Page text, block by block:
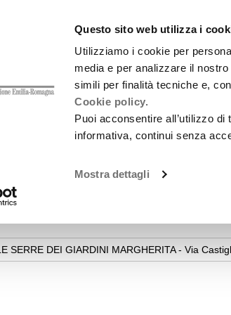
Questo sito web utilizza i
Utilizziamo i cookie per
media e per analizzare il
simili per finalità tecniche e,
Cookie policy.
Puoi acconsentire all’utilizzo
informativa, continui senza
Mostra dettagli
emiliaromagnacultura/
siamo
Culturali e
storici
Osservatorio
Monitoraggi periodici
Report annuali -
Archivio
SERRE DEI GIARDINI MARGHERITA
SERRE DEI GIARDINI
SERRE DEI GIARDINI MARGHERITA - Via